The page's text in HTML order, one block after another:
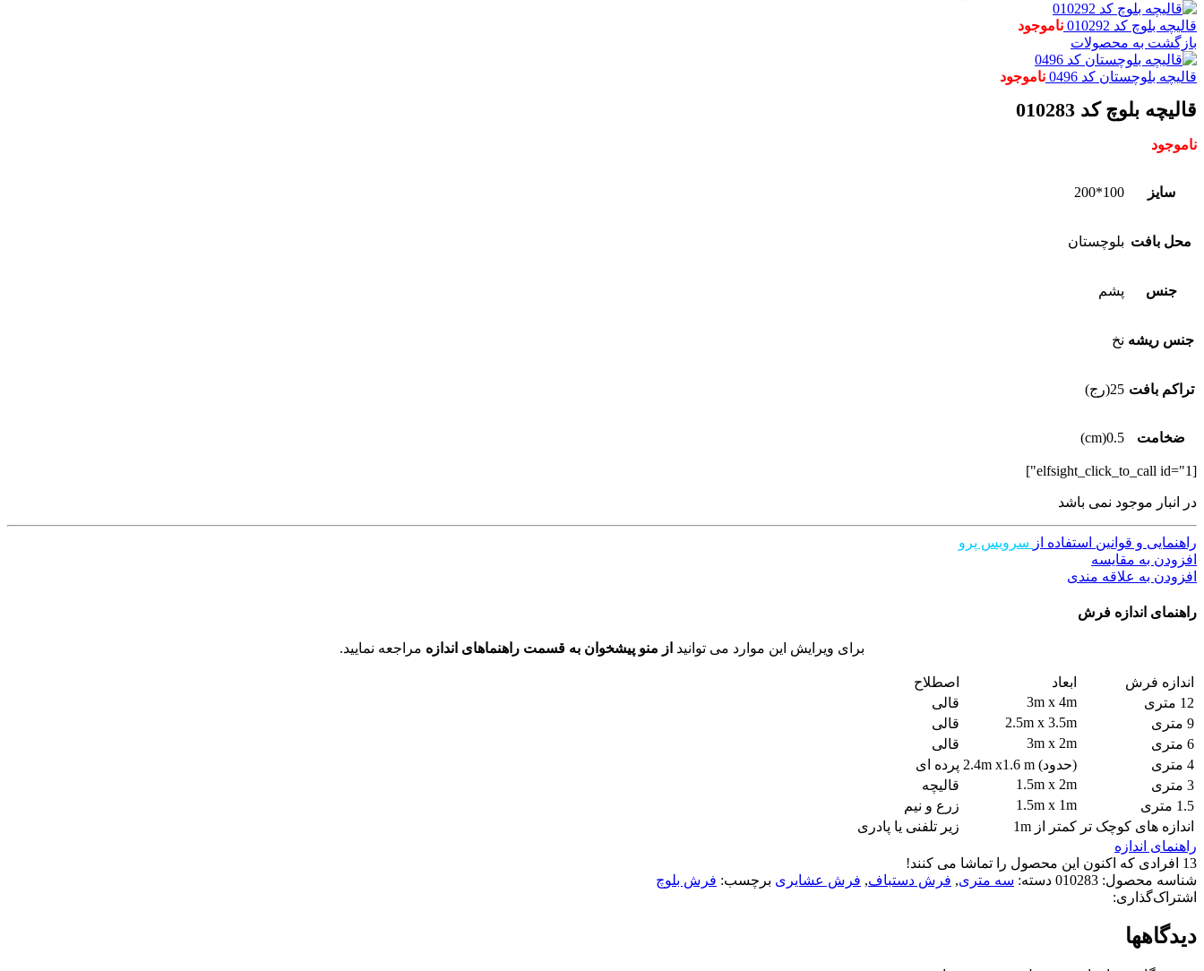
قالیچه بلوچ کد 010292
ناموجود
بازگشت به محصولات
قالیچه بلوچستان کد 0496 ناموجود
قالیچه بلوچ کد 010283
ناموجود
سایز 100*200
محل بافت بلوچستان
جنس پشم
جنس ریشه نخ
تراکم بافت 25(رج)
ضخامت 0.5(cm)
[elfsight_click_to_call id="1"]
در انبار موجود نمی باشد
راهنمایی و قوانین استفاده از سرویس پرو
افزودن به مقایسه
افزودن به علاقه مندی
راهنمای اندازه فرش
برای ویرایش این موارد می توانید از منو پیشخوان به قسمت راهنماهای اندازه مراجعه نمایید.
اندازه فرش ابعاد
اصطلاح
12 متری
3m x 4m
قالی
9 متری
2.5m x 3.5m
قالی
6 متری
3m x 2m
قالی
4 متری
(حدود) 2.4m x1.6 m
پرده ای
3 متری
1.5m x 2m
قالیچه
1.5 متری
1.5m x 1m
زرع و نیم
اندازه های کوچک تر کمتر از 1m
زیر تلفنی یا پادری
راهنمای اندازه
13 افرادی که اکنون این محصول را تماشا می کنند!
شناسه محصول: 010283 دسته: سه متری, فرش دستباف, فرش عشایری برچسب: فرش بلوچ
اشتراک‌گذاری:
دیدگاهها